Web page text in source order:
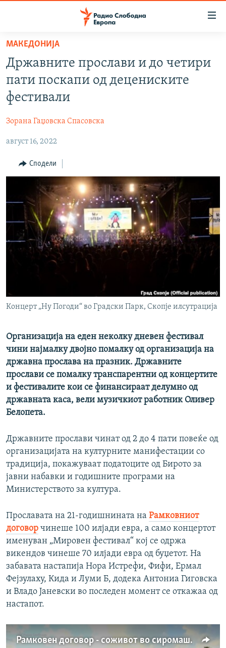
Оди
содржината
Оди
на
главната
навигација
Премини
на
СВЕТ
ВИЗУЕЛНО
ШТО ТРЕБА ДА ЗНАЕТЕ
ПРИЈАВИ СЕ ЗА ЊУЗЛЕТЕР
ПОДКАСТ ЗОШТО?
СЛЕДЕТЕ НЕ
РСЕ веб страници
МАКЕДОНИЈА
Државните прослави и до четири
пати поскапи од децениските
фестивали
Зорана Гаџовска Спасовска
август 16, 2022
Сподели
Концерт „Ну Погоди“ во Градски Парк, Скопје илсутрација
Организација на еден неколку дневен фестивал
чини најмалку двојно помалку од организација на
државна прослава на празник. Државните
прослави се помалку транспарентни од концертите
и фестивалите кои се финансираат делумно од
државната каса, вели музичкиот работник Оливер
Белопета.
Државните прослави чинат од 2 до 4 пати повеќе од
организацијата на културните манифестации со
традиција, покажуваат податоците од Бирото за
јавни набавки и годишните програми на
Министерството за култура.
Прославата на 21-годишнината на Рамковниот
договор чинеше 100 илјади евра, а само концертот
именуван „Мировен фестивал“ кој се одржа
викендов чинеше 70 илјади евра од буџетот. На
забавата настапија Нора Истрефи, Фифи, Ермал
Фејзулаху, Кида и Луми Б, додека Антониа Гиговска
и Владо Јаневски во последен момент се откажаа од
настапот.
Рамковен договор - соживот во сиромаштија